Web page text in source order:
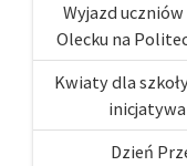
Wyjazd
Olecku na
Kwiaty dla
Dzień